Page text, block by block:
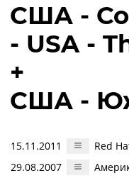
США -
- USA -
+
США -
15.11.2011
Red
29.08.2007